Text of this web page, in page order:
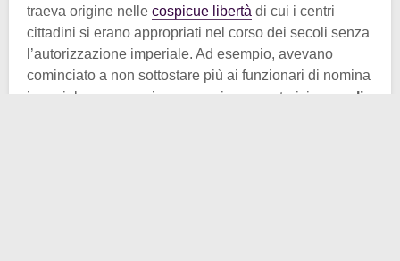
traeva origine nelle cospicue libertà di cui i centri
cittadini si erano appropriati nel corso dei secoli senza
l’autorizzazione imperiale. Ad esempio, avevano
cominciato a non sottostare più ai funzionari di nomina
imperiale ma a nominare propri governatori, i
consoli